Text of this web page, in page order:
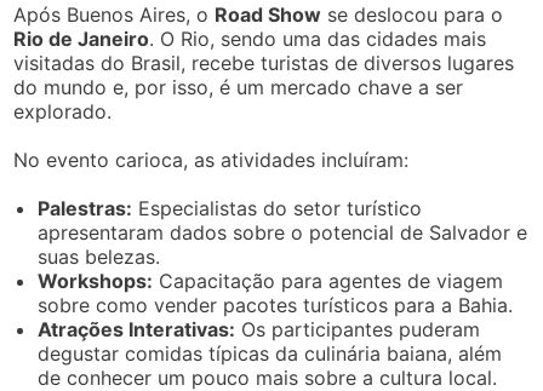
Após Buenos Aires, o Road Show se deslocou para o
Rio de Janeiro. O Rio, sendo uma das cidades mais
visitadas do Brasil, recebe turistas de diversos lugares
do mundo e, por isso, é um mercado chave a ser
explorado.
No evento carioca, as atividades incluíram:
Palestras: Especialistas do setor turístico
apresentaram dados sobre o potencial de Salvador e
suas belezas.
Workshops: Capacitação para agentes de viagem
sobre como vender pacotes turísticos para a Bahia.
Atrações Interativas: Os participantes puderam
degustar comidas típicas da culinária baiana, além
de conhecer um pouco mais sobre a cultura local.